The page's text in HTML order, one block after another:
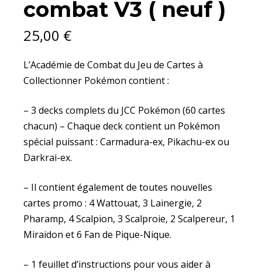
combat V3 ( neuf )
25,00 €
L’Académie de Combat du Jeu de Cartes à
Collectionner Pokémon contient :
– 3 decks complets du JCC Pokémon (60 cartes
chacun) – Chaque deck contient un Pokémon
spécial puissant : Carmadura-ex, Pikachu-ex ou
Darkrai-ex.
– Il contient également de toutes nouvelles
cartes promo : 4 Wattouat, 3 Lainergie, 2
Pharamp, 4 Scalpion, 3 Scalproie, 2 Scalpereur, 1
Miraidon et 6 Fan de Pique-Nique.
– 1 feuillet d’instructions pour vous aider à
NEUF
QUANTITY